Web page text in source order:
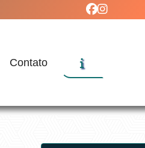
Contato